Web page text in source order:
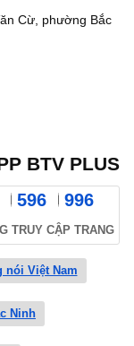
phường Bắc
BTV PLUS
596 996
TRUY CẬP TRANG
nói Việt Nam
Ninh